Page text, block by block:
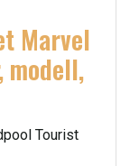
Marvel
modell,
Tourist